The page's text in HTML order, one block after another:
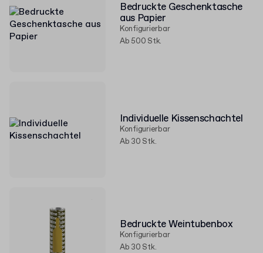
Bedruckte Geschenktasche
aus Papier
Konfigurierbar
Ab 500 Stk.
Individuelle Kissenschachtel
Konfigurierbar
Ab 30 Stk.
Bedruckte Weintubenbox
Konfigurierbar
Ab 30 Stk.